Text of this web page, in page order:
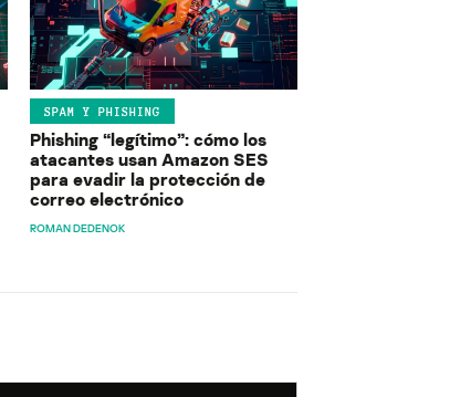
SPAM Y PHISHING
Phishing “legítimo”: cómo los
atacantes usan Amazon SES
para evadir la protección de
correo electrónico
ROMAN DEDENOK